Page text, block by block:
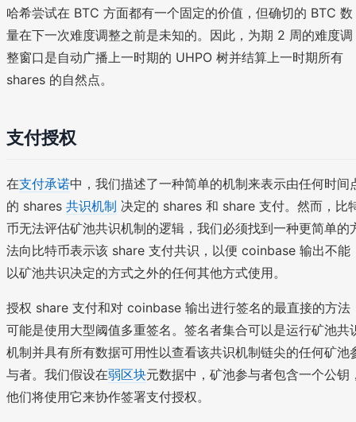
哈希尝试在 BTC 方面都有一个固定的价值，但确切的 BTC 数
量在下一次难度调整之前是未知的。因此，为期 2 周的难度调
整窗口是自动广播上一时期的 UHPO 树并结算上一时期所有
shares 的自然点。
支付授权
在支付承诺中，我们描述了一种简单的机制来表示由任何时间
的 shares 共识机制 决定的 shares 和 share 支付。然而，比
币无法评估矿池共识机制的逻辑，我们必须找到一种更简单的
法向比特币表示该 share 支付共识，以便 coinbase 输出不能
以矿池共识决定的方式之外的任何其他方式使用。
授权 share 支付和对 coinbase 输出进行签名的最直接的方法
可能是使用大型阈值多重签名。签名者集合可以是运行矿池共
机制并具有所有数据可用性以查看该共识机制链尖的任何矿池
与者。我们假设在弱区块元数据中，矿池参与者包含一个公钥
他们将使用它来协作签署支付授权。